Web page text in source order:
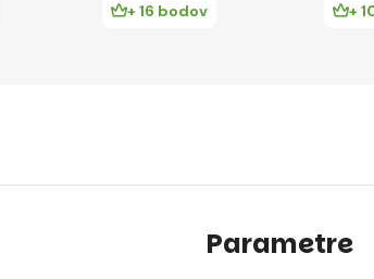
+ 16 bodov +
Parametre